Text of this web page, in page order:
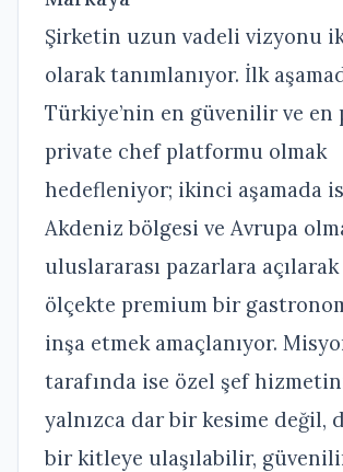
Şirketin uzun vadeli vizyonu
olarak tanımlanıyor. İlk
Türkiye’nin en güvenilir ve
private chef platformu olmak
hedefleniyor; ikinci aşamada
Akdeniz bölgesi ve Avrupa
uluslararası pazarlara
ölçekte premium bir
inşa etmek amaçlanıyor.
tarafında ise özel şef
yalnızca dar bir kesime değil,
bir kitleye ulaşılabilir,